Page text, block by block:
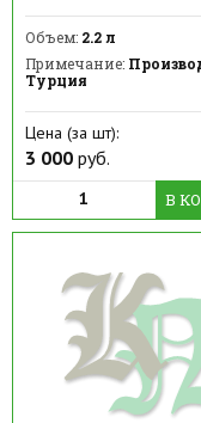
Объем: 2.2 л
Примечание:
Турция
Цена (за шт):
3 000 руб.
В